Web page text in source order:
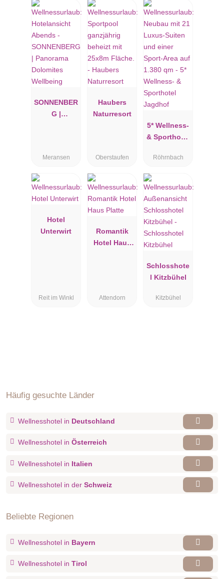
SONNENBER
G |
Meransen
Haubers
Naturresort
Oberstaufen
5* Wellness-
& Sporthotel
Röhrnbach
Hotel
Unterwirt
Reit im Winkl
Romantik
Hotel Haus
Attendorn
Schlosshote
l Kitzbühel
Kitzbühel
Häufig gesuchte Länder
Wellnesshotel in Deutschland
Wellnesshotel in Österreich
Wellnesshotel in Italien
Wellnesshotel in der Schweiz
Beliebte Regionen
Wellnesshotel in Bayern
Wellnesshotel in Tirol